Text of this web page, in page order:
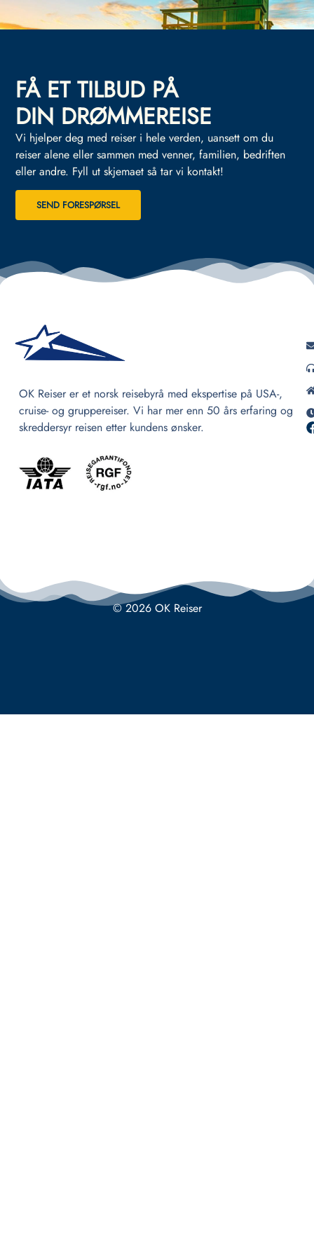
FÅ ET TILBUD PÅ
DIN DRØMMEREISE
Vi hjelper deg med reiser i hele verden, uansett om du
reiser alene eller sammen med venner, familien, bedriften
eller andre. Fyll ut skjemaet så tar vi kontakt!
SEND FORESPØRSEL
OK Reiser er et norsk reisebyrå med ekspertise på USA-,
cruise- og gruppereiser. Vi har mer enn 50 års erfaring og
skreddersyr reisen etter kundens ønsker.
© 2026 OK Reiser